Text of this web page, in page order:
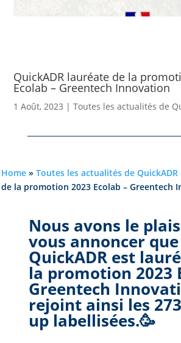
QuickADR lauréate de la
Ecolab – Greentech Innovation
1 Août, 2023 |Toutes les actualités de
Home »Toutes les actualités de QuickADR
de la promotion 2023 Ecolab – Greentech
Nous avons le
vous annoncer que
QuickADR est
la promotion 2023
Greentech
rejoint ainsi les
up labellisées.🥳